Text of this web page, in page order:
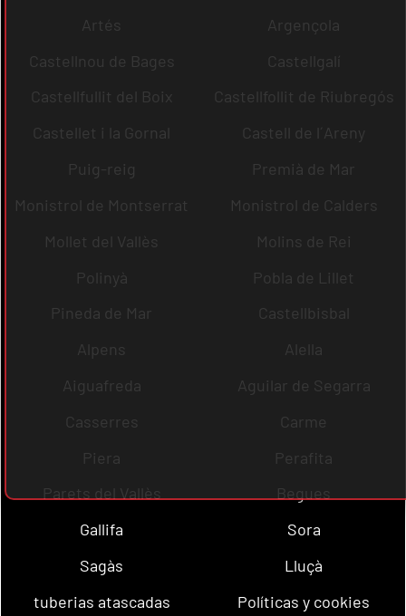
Artés
Argençola
Castellnou de Bages
Castellgalí
Castellfullit del Boix
Castellfollit de Riubregós
Castellet i la Gornal
Castell de l´Areny
Puig-reig
Premià de Mar
Monistrol de Montserrat
Monistrol de Calders
Mollet del Vallès
Molins de Rei
Polinyà
Pobla de Lillet
Pineda de Mar
Castellbisbal
Alpens
Alella
Aiguafreda
Aguilar de Segarra
Casserres
Carme
Piera
Perafita
Parets del Vallès
Begues
Gallifa
Sora
Sagàs
Lluçà
tuberias atascadas
Políticas y cookies